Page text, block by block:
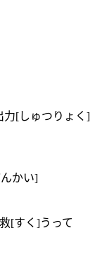
[しゅつりょく]
かい]
[すく]うって